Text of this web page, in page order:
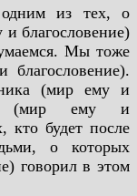
из тех, о
благословение)
Мы тоже
(мир ему и
(мир ему и
кто будет после
о которых
говорил в этом